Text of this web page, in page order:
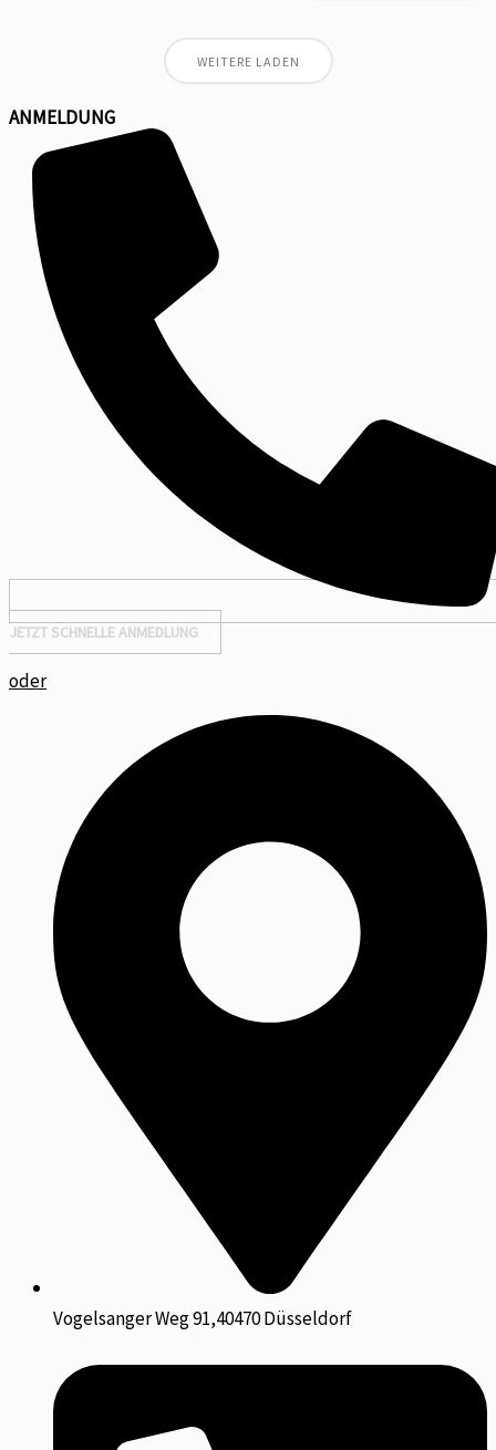
WEITERE LADEN
ANMELDUNG
JETZT SCHNELLE ANMEDLUNG
oder
Vogelsanger Weg 91,40470 Düsseldorf